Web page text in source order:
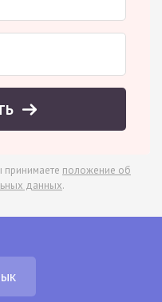
принимаете положение об
данных.